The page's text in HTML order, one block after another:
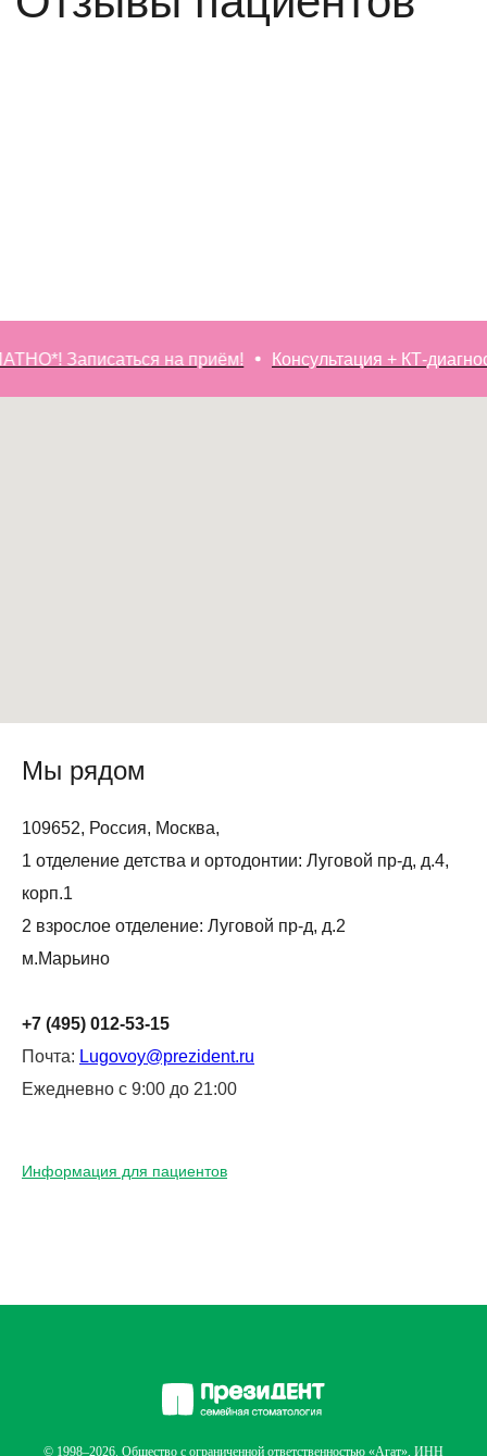
Записаться на приём! Консультация + КТ-
Мы рядом
109652, Россия, Москва,
1 отделение детства и ортодонтии: Луговой пр-д, д.4,
корп.1
2 взрослое отделение: Луговой пр-д, д.2
м.Марьино
+7 (495) 012-53-15
Почта: Lugovoy@prezident.ru
Ежедневно с 9:00 до 21:00
Информация для пациентов
© 1998–2026. Общество с ограниченной ответственностью «Агат», ИНН